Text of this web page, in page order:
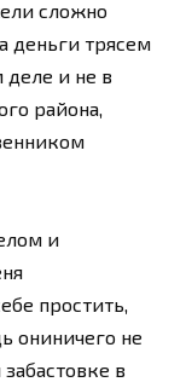
сложно
деньги трясем
деле и не в
района,
и
простить,
ониничего не
в